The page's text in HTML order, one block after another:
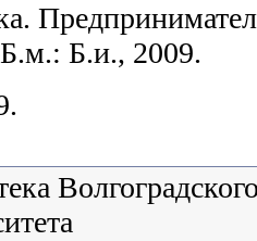
Б.и., 2009.